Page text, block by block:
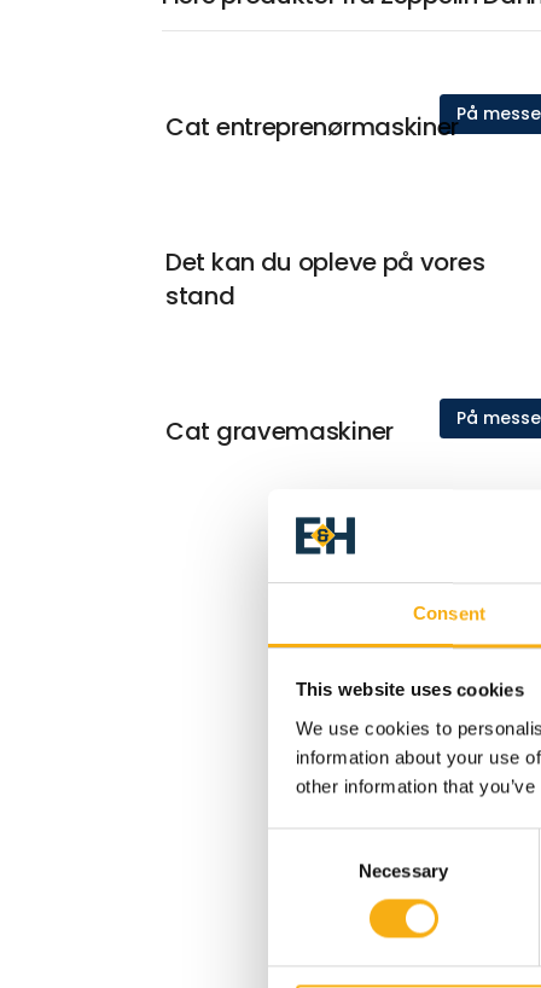
Consent
This website uses cookies
We use cookies to
information about your use
other information that
Necessary
På
Cat entreprenørmaskiner
Det kan du opleve på vores
stand
På
Cat gravemaskiner